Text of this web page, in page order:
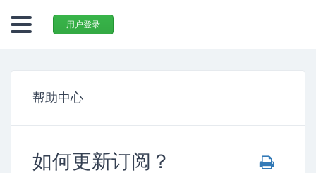
用户登录
帮助中心
如何更新订阅？